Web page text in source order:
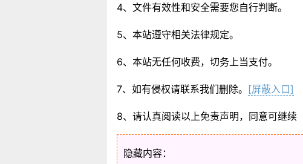
4、文件有效性和安全需要您自行判断。
5、本站遵守相关法律规定。
6、本站无任何收费，切务上当支付。
7、如有侵权请联系我们删除。 [屏蔽入口]
8、请认真阅读以上免责声明，同意可继续
隐藏内容：